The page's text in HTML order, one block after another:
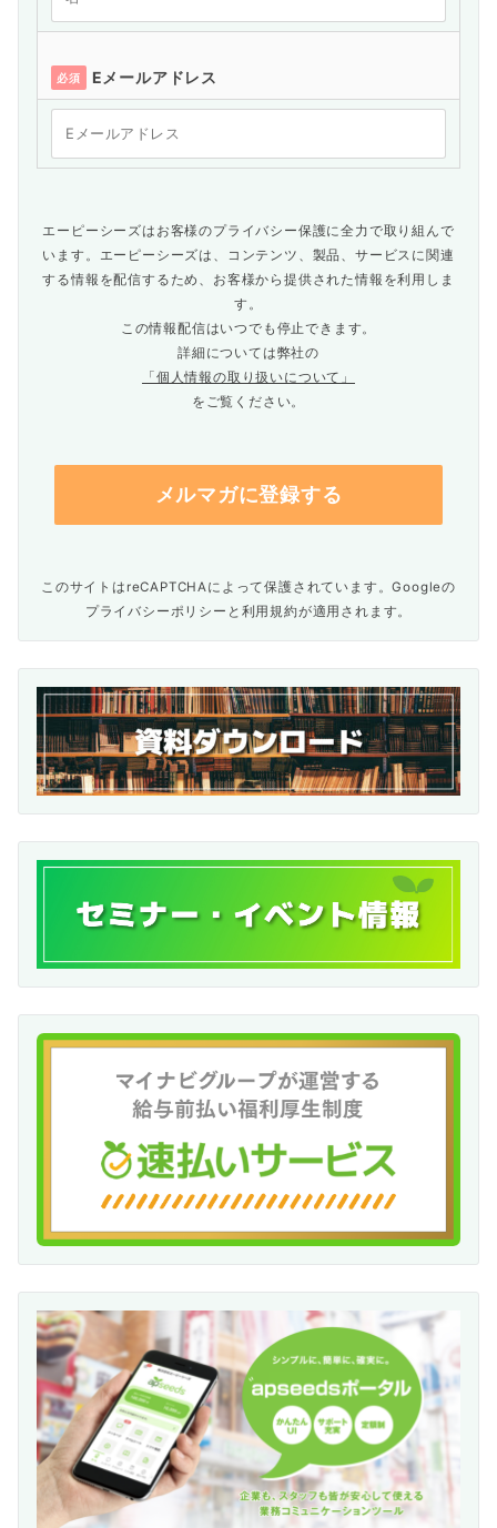
必須 Eメールアドレス
エーピーシーズはお客様のプライバシー保護に全力で取り組んで
います。エーピーシーズは、コンテンツ、製品、サービスに関連
する情報を配信するため、お客様から提供された情報を利用しま
す。
この情報配信はいつでも停止できます。
詳細については弊社の
「個人情報の取り扱いについて」
をご覧ください。
このサイトはreCAPTCHAによって保護されています。Googleの
プライバシーポリシー と 利用規約が適用されます。